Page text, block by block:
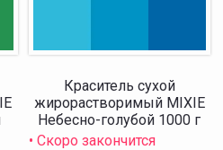
Краситель сухой
жирорастворимый MIXIE
Небесно-голубой 1000 г
• Скоро закончится